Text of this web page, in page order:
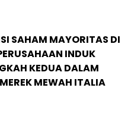
SAHAM MAYORITAS DI
INDUK
KEDUA DALAM
MEWAH ITALIA